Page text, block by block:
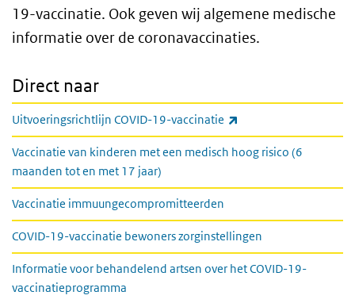
19-vaccinatie. Ook geven wij algemene medische
informatie over de coronavaccinaties.
Direct naar
Uitvoeringsrichtlijn COVID-19-vaccinatie
Vaccinatie van kinderen met een medisch hoog risico (6
maanden tot en met 17 jaar)
Vaccinatie immuungecompromitteerden
COVID-19-vaccinatie bewoners zorginstellingen
Informatie voor behandelend artsen over het COVID-19-
vaccinatieprogramma